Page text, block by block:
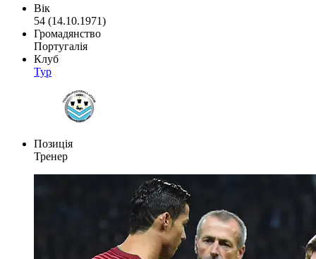
Вік
54 (14.10.1971)
Громадянство
Португалія
Клуб
Тур
Позиція
Тренер